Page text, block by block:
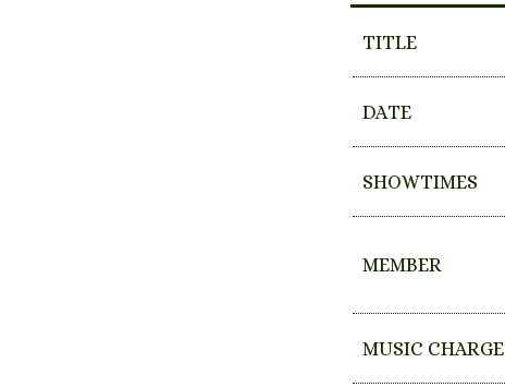
TITLE
DATE
SHOWTIMES
MEMBER
MUSIC CHARGE